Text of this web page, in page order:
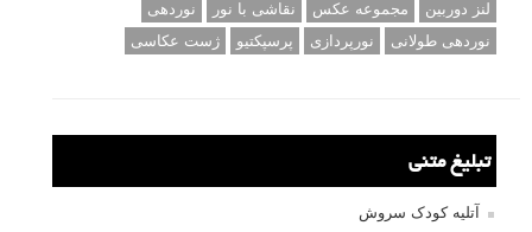
لنز دوربین
مجموعه عکس نقاشی با نور
نوردهی
نوردهی طولانی
نورپردازی پرسپکتیو ژست عکاسی
تبلیغ متنی
آتلیه کودک سروش